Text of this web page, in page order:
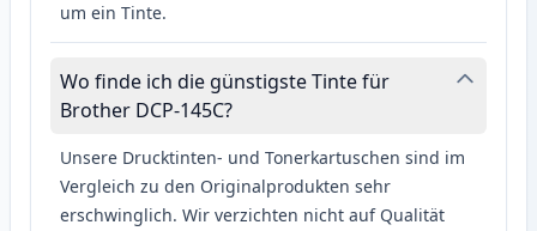
um ein Tinte.
Wo finde ich die günstigste Tinte für
Brother DCP-145C?
Unsere Drucktinten- und Tonerkartuschen sind im
Vergleich zu den Originalprodukten sehr
erschwinglich. Wir verzichten nicht auf Qualität